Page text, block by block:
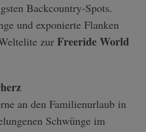
Backcountry-Spots.
und exponierte Flanken
zur Freeride World
an den Familienurlaub in
Schwünge im